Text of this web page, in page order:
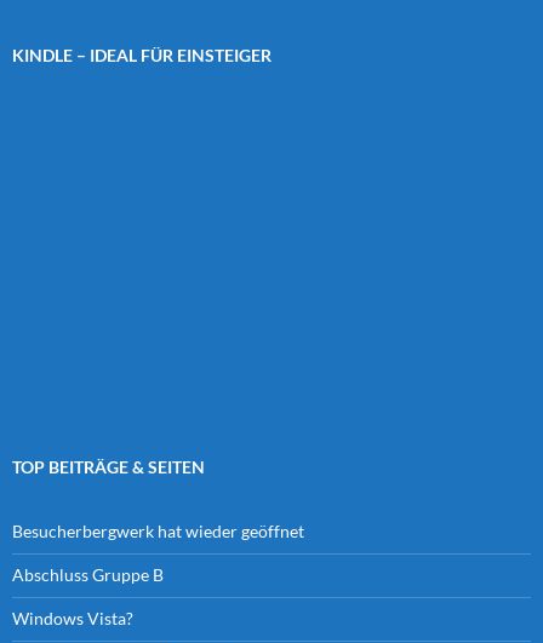
KINDLE – IDEAL FÜR EINSTEIGER
TOP BEITRÄGE & SEITEN
Besucherbergwerk hat wieder geöffnet
Abschluss Gruppe B
Windows Vista?